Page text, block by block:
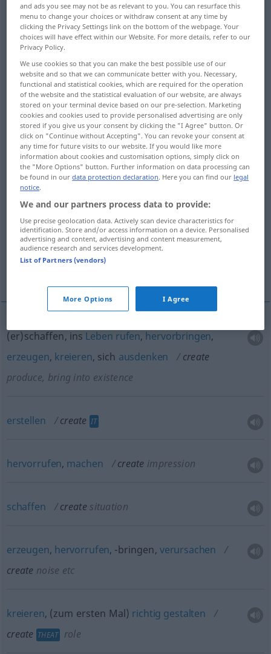
Overview of all translations
(For more details, click/tap on the translation)
erschaffen, ins Leben rufen, hervorbringen,
erzeugen
erstellen hervorrufen, machen
schaffen
erzeugen, hervorrufen, -bringen, verursachen
kreieren, zum ersten Mal richtig gestalten
ernennen erheben zu, machen zu
(er)schaffen, ins Leben rufen, hervorbringen,
erzeugen, kreieren, sich ausdenken
create
produce, bring into existence
erstellen create IT
hervorrufen, machen create impression
schaffen create situation
erzeugen, hervorrufen, -bringen, verursachen
create noise etc
kreieren, (zum ersten Mal) richtig gestalten
create THEAT role
and ads you see may not be as relevant to you. You can resurface this
menu to change your choices or withdraw consent at any time by
clicking the Privacy Settings link on the bottom of the webpage. Your
choices will have effect within our Website. For more details, refer to our
Privacy Policy.
We use cookies so that you can make the best possible use of our
website and so that we can communicate better with you. Necessary,
functional and statistical cookies, which are required for the operation
of the website and the statistical evaluation of our website, are always
stored on your terminal device based on our pre-selection. Marketing
cookies and cookies used to provide personalised advertising are only
stored if you give us your consent by clicking the "I Agree" button. Or
click on "Continue without Accepting". You can revoke your consent at
any time for future visits to our website. If you would like more
information about cookies and customisation options, simply click on
the "More Options" button. Further information on data processing can
be found in ourdata protection declaration. Here you can find our legal
notice.
We and our partners process data to provide:
Use precise geolocation data. Actively scan device characteristics for
identification. Store and/or access information on a device. Personalised
advertising and content, advertising and content measurement,
audience research and services development.
List of Partners (vendors)
More Options I Agree